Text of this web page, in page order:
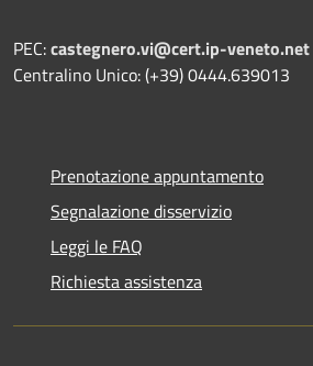
PEC:castegnero.vi@cert.ip-veneto.net
Centralino Unico: (+39) 0444.639013
Prenotazione appuntamento
Segnalazione disservizio
Leggi le FAQ
Richiesta assistenza